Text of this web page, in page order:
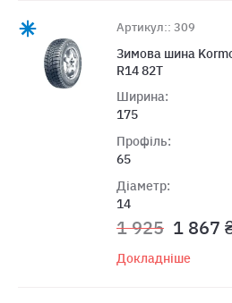
Артикул:: 309
Зимова шина
R14 82T
Ширина:
175
Профіль:
65
Діаметр:
14
1 925 1 867
Докладніше